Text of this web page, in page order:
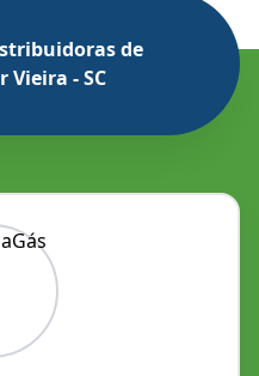
de
Vieira - SC